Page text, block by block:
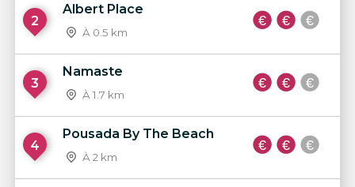
2
Albert Place
À 0.5 km
3
Namaste
À 1.7 km
4
Pousada By The Beach
À 2 km